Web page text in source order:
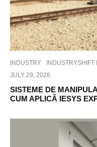
INDUSTRY INDUSTRYSHIFT
JULY 29, 2026
SISTEME DE
CUM APLICĂ IESYS